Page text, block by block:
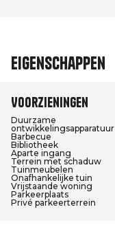
Eigenschappen
Voorzieningen
Duurzame
ontwikkelingsapparatuur
Barbecue
Bibliotheek
Aparte ingang
Terrein met schaduw
Tuinmeubelen
Onafhankelijke tuin
Vrijstaande woning
Parkeerplaats
Privé parkeerterrein